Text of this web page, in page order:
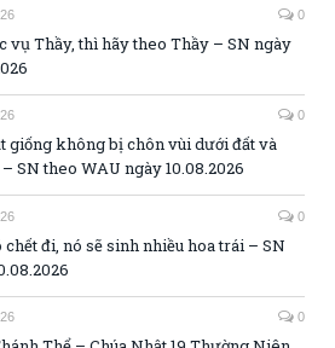
0
vụ Thầy, thì hãy theo Thầy – SN ngày
0
giống không bị chôn vùi dưới đất và
SN theo WAU ngày 10.08.2026
0
chết đi, nó sẽ sinh nhiều hoa trái – SN
0